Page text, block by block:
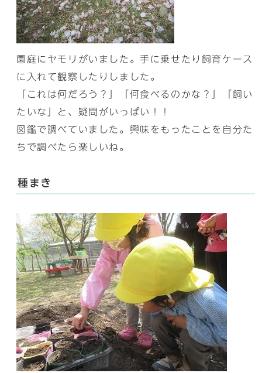
園庭にヤモリがいました。手に乗せたり飼育ケース
に入れて観察したりしました。
「これは何だろう？」「何食べるのかな？」「飼い
たいな」と、疑問がいっぱい！！
図鑑で調べていました。興味をもったことを自分た
ちで調べたら楽しいね。
種まき